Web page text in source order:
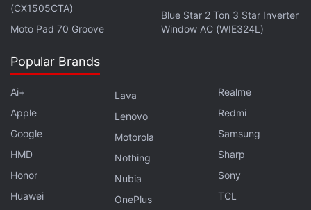
लेटेस्ट टेक न्यूज़ और लोकप्रिय मोबाइल
एक्सक्लूसिव ऑफर के लिए गैजेट्स 360एंड्रॉयड ऐप डाउनलोड करें और
ये भी पढ़े:iQOO Neo 10 camera
iQoo Neo 10 series
(CX1505CTA)
Moto Pad 70 Groove
Blue Star 2 Ton 3 Star Inverter
Window AC (WIE324L)
Popular Brands
Ai+
Apple
Google
HMD
Honor
Huawei
Lava
Lenovo
Motorola
Nothing
Nubia
OnePlus
Realme
Redmi
Samsung
Sharp
Sony
TCL